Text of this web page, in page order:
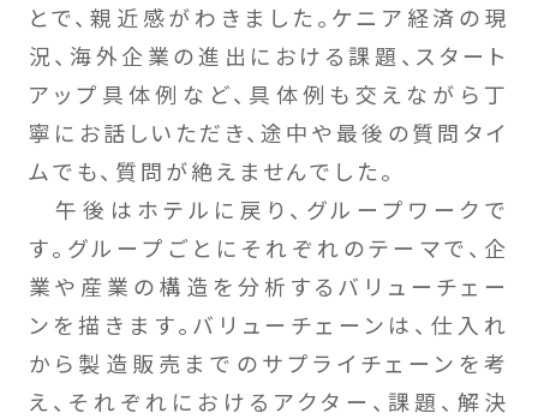
とで、親近感がわきました。ケニア経済の現
況、海外企業の進出における課題、スタート
アップ具体例など、具体例も交えながら丁
寧にお話しいただき、途中や最後の質問タイ
ムでも、質問が絶えませんでした。
午後はホテルに戻り、グループワークで
す。グループごとにそれぞれのテーマで、企
業や産業の構造を分析するバリューチェー
ンを描きます。バリューチェーンは、仕入れ
から製造販売までのサプライチェーンを考
え、それぞれにおけるアクター、課題、解決